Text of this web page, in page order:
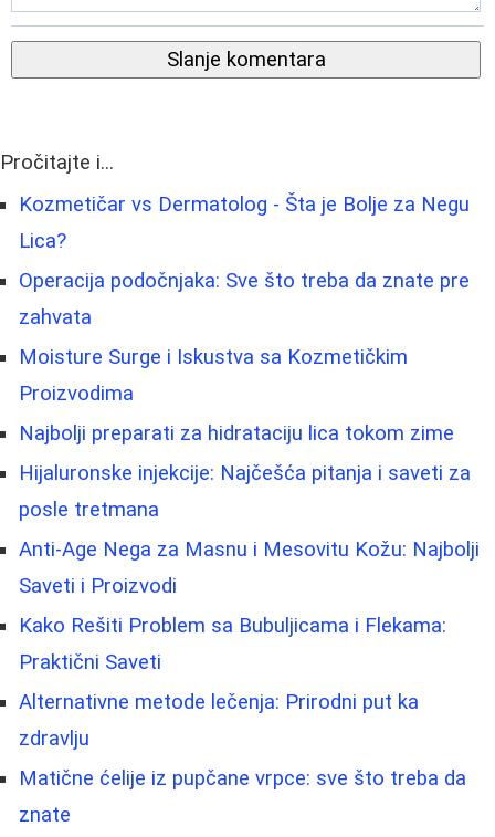
Slanje komentara
Pročitajte i...
Kozmetičar vs Dermatolog - Šta je Bolje za Negu
Lica?
Operacija podočnjaka: Sve što treba da znate pre
zahvata
Moisture Surge i Iskustva sa Kozmetičkim
Proizvodima
Najbolji preparati za hidrataciju lica tokom zime
Hijaluronske injekcije: Najčešća pitanja i saveti za
posle tretmana
Anti-Age Nega za Masnu i Mesovitu Kožu: Najbolji
Saveti i Proizvodi
Kako Rešiti Problem sa Bubuljicama i Flekama:
Praktični Saveti
Alternativne metode lečenja: Prirodni put ka
zdravlju
Matične ćelije iz pupčane vrpce: sve što treba da
znate